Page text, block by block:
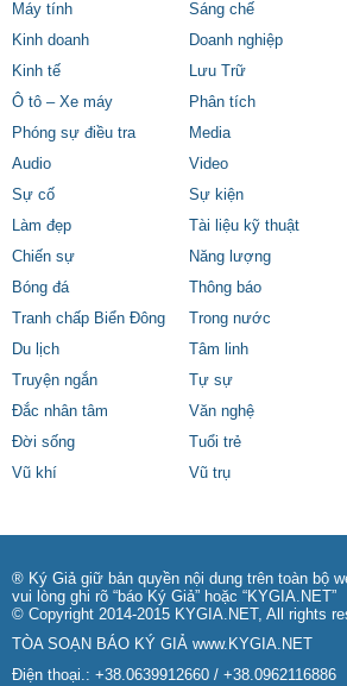
Máy tính
Sáng chế
Kinh doanh
Doanh nghiệp
Kinh tế
Lưu Trữ
Ô tô – Xe máy
Phân tích
Phóng sự điều tra
Media
Audio
Video
Sự cố
Sự kiện
Làm đẹp
Tài liệu kỹ thuật
Chiến sự
Năng lượng
Bóng đá
Thông báo
Tranh chấp Biển Đông
Trong nước
Du lịch
Tâm linh
Truyện ngắn
Tự sự
Đắc nhân tâm
Văn nghệ
Đời sống
Tuổi trẻ
Vũ khí
Vũ trụ
® Ký Giả giữ bản quyền nội dung trên toàn bộ
vui lòng ghi rõ “báo Ký Giả” hoặc “KYGIA.NET”
© Copyright 2014-2015 KYGIA.NET, All rights
TÒA SOẠN BÁO KÝ GIẢ www.KYGIA.NET
Điện thoại.: +38.0639912660 / +38.0962116886